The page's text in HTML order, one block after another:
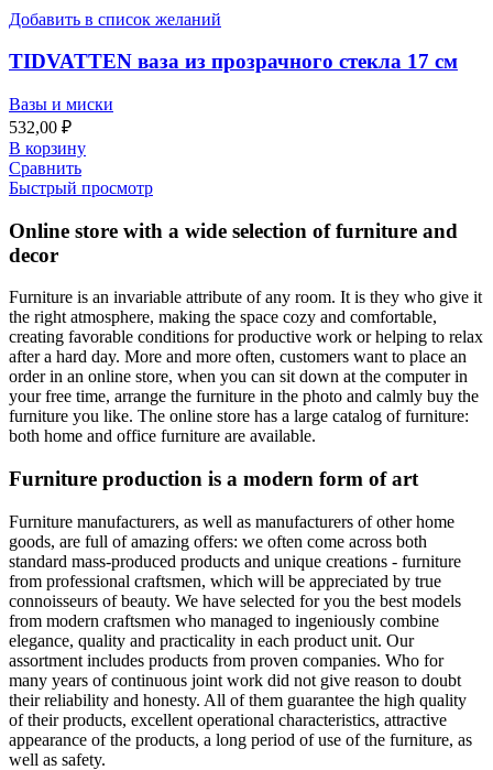
Добавить в список желаний
TIDVATTEN ваза из прозрачного стекла 17 см
Вазы и миски
532,00 ₽
В корзину
Сравнить
Быстрый просмотр
Online store with a wide selection of furniture and
decor
Furniture is an invariable attribute of any room. It is they who give it
the right atmosphere, making the space cozy and comfortable,
creating favorable conditions for productive work or helping to relax
after a hard day. More and more often, customers want to place an
order in an online store, when you can sit down at the computer in
your free time, arrange the furniture in the photo and calmly buy the
furniture you like. The online store has a large catalog of furniture:
both home and office furniture are available.
Furniture production is a modern form of art
Furniture manufacturers, as well as manufacturers of other home
goods, are full of amazing offers: we often come across both
standard mass-produced products and unique creations - furniture
from professional craftsmen, which will be appreciated by true
connoisseurs of beauty. We have selected for you the best models
from modern craftsmen who managed to ingeniously combine
elegance, quality and practicality in each product unit. Our
assortment includes products from proven companies. Who for
many years of continuous joint work did not give reason to doubt
their reliability and honesty. All of them guarantee the high quality
of their products, excellent operational characteristics, attractive
appearance of the products, a long period of use of the furniture, as
well as safety.